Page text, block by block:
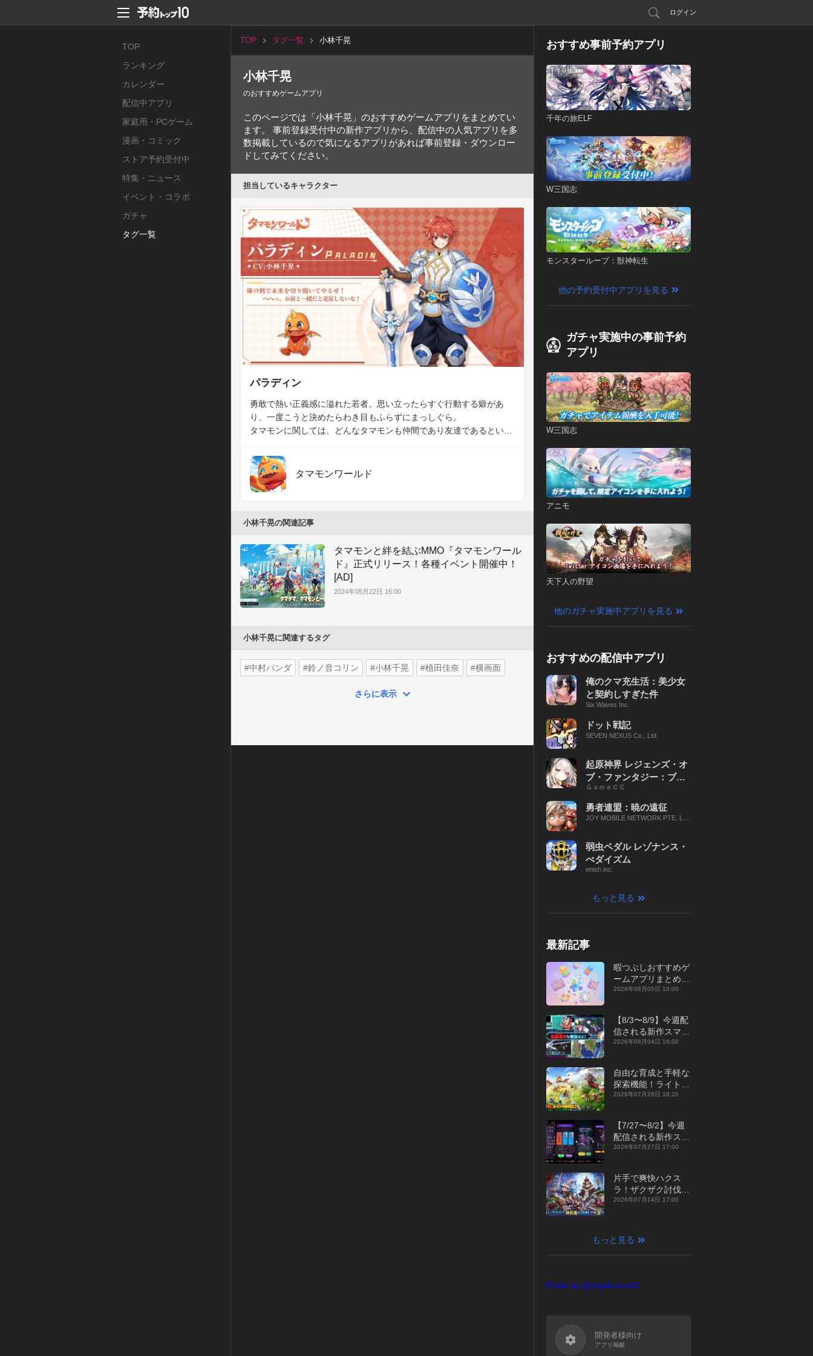
ログイン
TOP
ランキング
カレンダー
配信中アプリ
家庭用・PCゲーム
漫画・コミック
ストア予約受付中
特集・ニュース
イベント・コラボ
ガチャ
タグ一覧
TOP タグ一覧 小林千晃
小林千晃
のおすすめゲームアプリ
このページでは「小林千晃」のおすすめゲームアプリをまとめてい
ます。 事前登録受付中の新作アプリから、配信中の人気アプリを多
数掲載しているので気になるアプリがあれば事前登録・ダウンロー
ドしてみてください。
担当しているキャラクター
パラディン
勇敢で熱い正義感に溢れた若者。思い立ったらすぐ行動する癖があ
り、一度こうと決めたらわき目もふらずにまっしぐら。
タマモンに関しては、どんなタマモンも仲間であり友達であるという
もいとわない。タマモンを悪用する存在に対して激しい怒りを燃や
す。
タマモンワールド
小林千晃の関連記事
タマモンと絆を結ぶMMO『タマモンワール
ド』正式リリース！各種イベント開催中！
[AD]
2024年05月22日 16:00
小林千晃に関連するタグ
#中村パンダ #鈴ノ音コリン #小林千晃 #植田佳奈 #横画面
さらに表示
おすすめ事前予約アプリ
千年の旅ELF
W三国志
モンスターループ：獣神転生
他の予約受付中アプリを見る
ガチャ実施中の事前予約
アプリ
W三国志
アニモ
天下人の野望
他のガチャ実施中アプリを見る
おすすめの配信中アプリ
俺のクマ充生活：美少女
と契約しすぎた件
Six Waves Inc.
ドット戦記
SEVEN NEXUS Co., Ltd.
起原神界 レジェンズ・オ
ブ・ファンタジー：ブレ
イブ X
ＧａｍｅＣＣ
勇者連盟：暁の遠征
JOY MOBILE NETWORK PTE. LT
弱虫ペダル レゾナンス・
ぺダイズム
enish inc.
もっと見る
最新記事
暇つぶしおすすめゲ
ームアプリまとめ｜
オフライン対応あり
2026年08月05日 10:00
【8/3〜8/9】今週配
信される新作スマホ
ゲームをまとめてお
2026年08月04日 16:00
自由な育成と手軽な
探索機能！ライトカ
ジュアルMMORPG
征』【最新作PICKU
P】
2026年07月28日 18:20
【7/27〜8/2】今週
配信される新作スマ
ホゲームをまとめて
年】
2026年07月27日 17:00
片手で爽快ハクス
ラ！ザクザク討伐し
て神装備を集める放
【最新作PICKUP】
2026年07月14日 17:00
もっと見る
Posts by @yoyakutop10
開発者様向け
アプリ掲載